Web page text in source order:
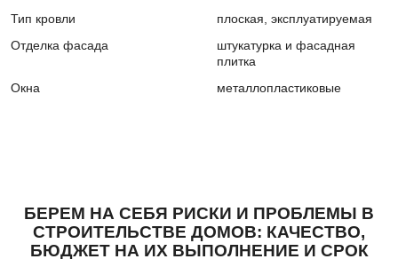
Тип кровли
плоская, эксплуатируемая
Отделка фасада
штукатурка и фасадная
плитка
Окна
металлопластиковые
БЕРЕМ НА СЕБЯ РИСКИ И ПРОБЛЕМЫ В
СТРОИТЕЛЬСТВЕ ДОМОВ: КАЧЕСТВО,
БЮДЖЕТ НА ИХ ВЫПОЛНЕНИЕ И СРОК